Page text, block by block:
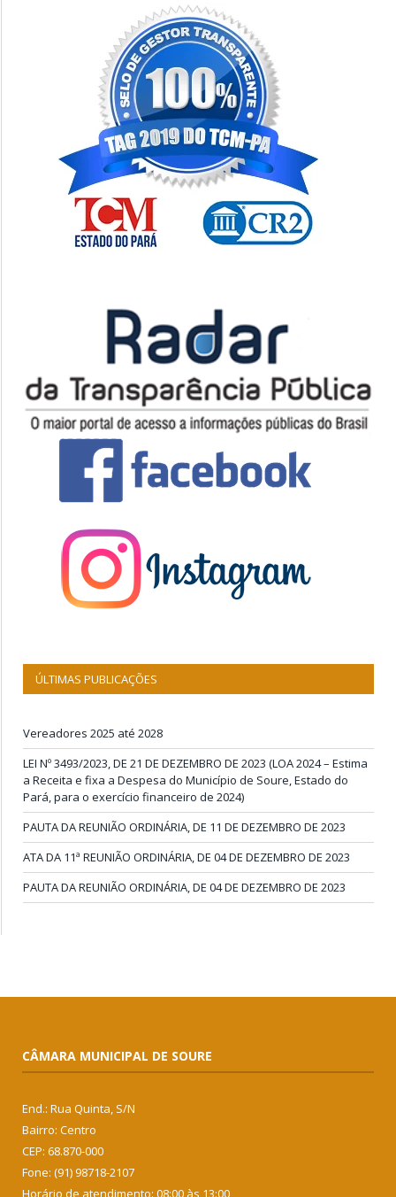
ÚLTIMAS PUBLICAÇÕES
Vereadores 2025 até 2028
LEI Nº 3493/2023, DE 21 DE DEZEMBRO DE 2023 (LOA 2024 – Estima
a Receita e fixa a Despesa do Município de Soure, Estado do
Pará, para o exercício financeiro de 2024)
PAUTA DA REUNIÃO ORDINÁRIA, DE 11 DE DEZEMBRO DE 2023
ATA DA 11ª REUNIÃO ORDINÁRIA, DE 04 DE DEZEMBRO DE 2023
PAUTA DA REUNIÃO ORDINÁRIA, DE 04 DE DEZEMBRO DE 2023
CÂMARA MUNICIPAL DE SOURE
End.: Rua Quinta, S/N
Bairro: Centro
CEP: 68.870-000
Fone: (91) 98718-2107